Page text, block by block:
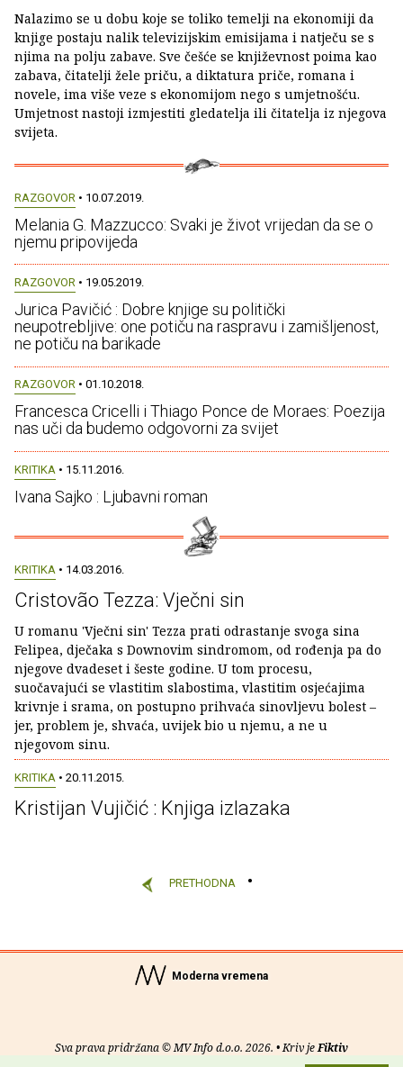
Nalazimo se u dobu koje se toliko temelji na ekonomiji da
knjige postaju nalik televizijskim emisijama i natječu se s
njima na polju zabave. Sve češće se književnost poima kao
zabava, čitatelji žele priču, a diktatura priče, romana i
novele, ima više veze s ekonomijom nego s umjetnošću.
Umjetnost nastoji izmjestiti gledatelja ili čitatelja iz njegova
svijeta.
RAZGOVOR • 10.07.2019.
Melania G. Mazzucco: Svaki je život vrijedan da se o
njemu pripovijeda
RAZGOVOR • 19.05.2019.
Jurica Pavičić : Dobre knjige su politički
neupotrebljive: one potiču na raspravu i zamišljenost,
ne potiču na barikade
RAZGOVOR • 01.10.2018.
Francesca Cricelli i Thiago Ponce de Moraes: Poezija
nas uči da budemo odgovorni za svijet
KRITIKA • 15.11.2016.
Ivana Sajko : Ljubavni roman
KRITIKA • 14.03.2016.
Cristovão Tezza: Vječni sin
U romanu 'Vječni sin' Tezza prati odrastanje svoga sina
Felipea, dječaka s Downovim sindromom, od rođenja pa do
njegove dvadeset i šeste godine. U tom procesu,
suočavajući se vlastitim slabostima, vlastitim osjećajima
krivnje i srama, on postupno prihvaća sinovljevu bolest –
jer, problem je, shvaća, uvijek bio u njemu, a ne u
njegovom sinu.
KRITIKA • 20.11.2015.
Kristijan Vujičić : Knjiga izlazaka
PRETHODNA
Moderna vremena
Sva prava pridržana © MV Info d.o.o. 2026. • Kriv jeFiktiv